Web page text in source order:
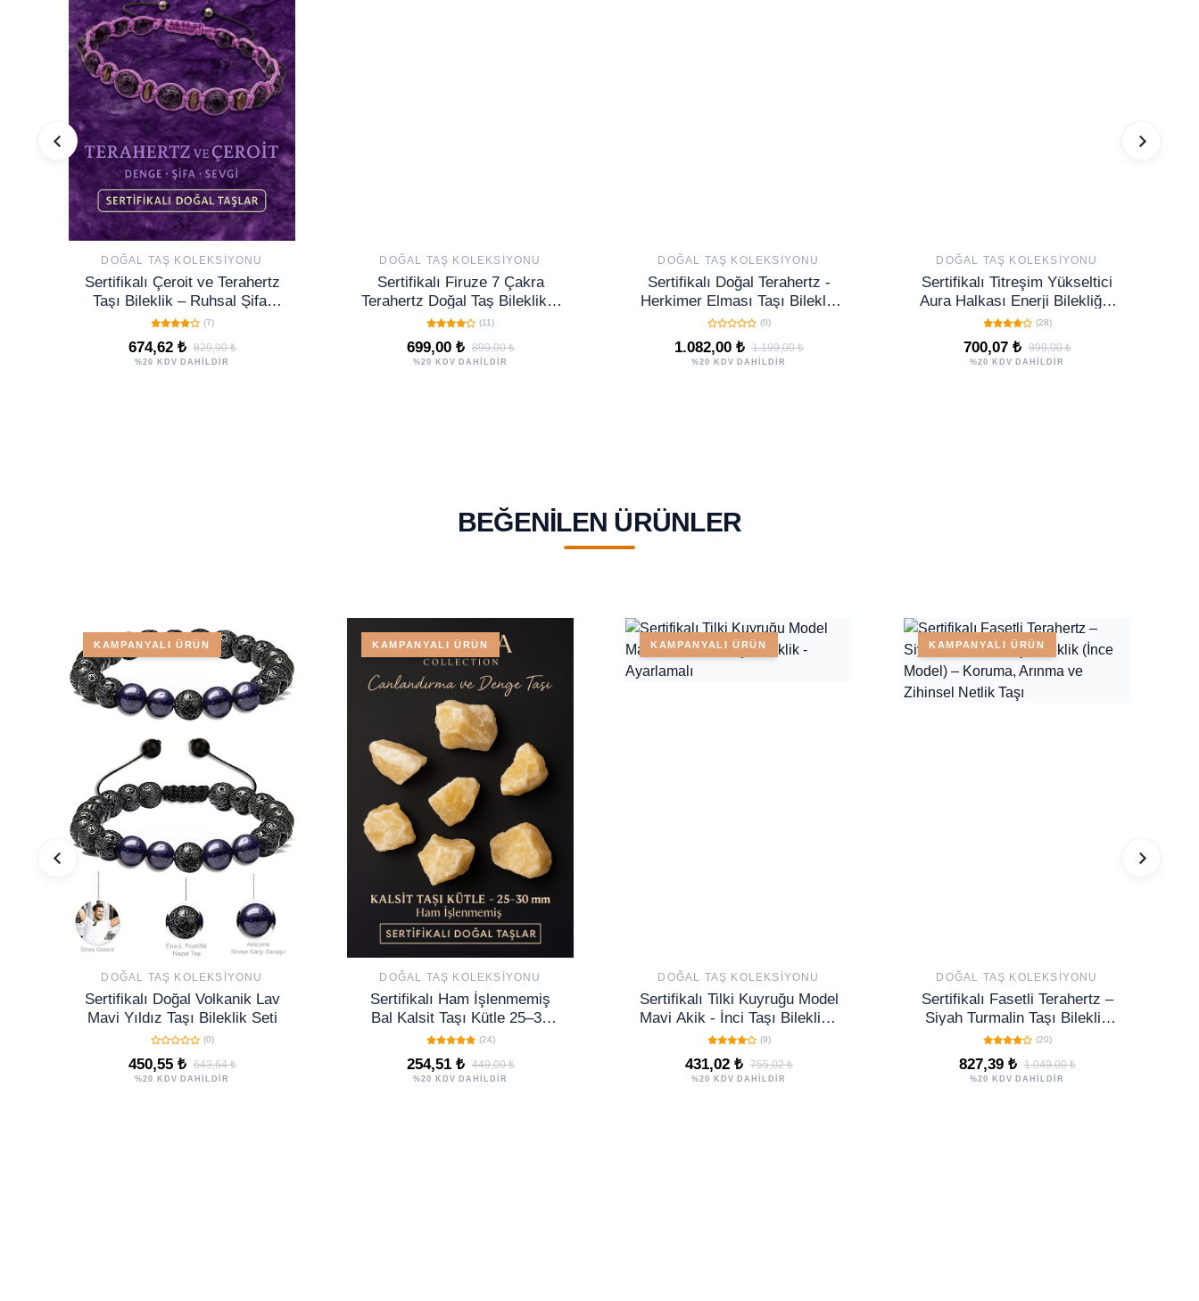
DOĞAL TAŞ KOLEKSIYONU
Sertifikalı Çeroit ve Terahertz
Taşı Bileklik – Ruhsal Şifa,
Denge ve Sevgiyi Bileğinde
Hisset
(7)
674,62 ₺ 829,90 ₺
%20 KDV DAHİLDİR
DOĞAL TAŞ KOLEKSIYONU
Sertifikalı Firuze 7 Çakra
Terahertz Doğal Taş Bileklik 6
MM Ayarlanabilir Model
(11)
699,00 ₺ 899,00 ₺
%20 KDV DAHİLDİR
DOĞAL TAŞ KOLEKSIYONU
Sertifikalı Doğal Terahertz -
Herkimer Elması Taşı Bileklik
4x4 mm - Arınma ve Işık Taşı
(0)
1.082,00 ₺ 1.199,00 ₺
%20 KDV DAHİLDİR
DOĞAL TAŞ KOLEKSIYONU
Sertifikalı Titreşim Yükseltici
Aura Halkası Enerji Bilekliği -
Kırmızı Kuvars Kristali
Terahertz
(28)
700,07 ₺ 999,00 ₺
%20 KDV DAHİLDİR
BEĞENILEN ÜRÜNLER
KAMPANYALI ÜRÜN
DOĞAL TAŞ KOLEKSIYONU
Sertifikalı Doğal Volkanik Lav
Mavi Yıldız Taşı Bileklik Seti
(0)
450,55 ₺ 643,64 ₺
%20 KDV DAHİLDİR
KAMPANYALI ÜRÜN
DOĞAL TAŞ KOLEKSIYONU
Sertifikalı Ham İşlenmemiş
Bal Kalsit Taşı Kütle 25–30
mm Doğal – Canlandırma ve
Denge Taşı
(24)
254,51 ₺ 449,00 ₺
%20 KDV DAHİLDİR
KAMPANYALI ÜRÜN
DOĞAL TAŞ KOLEKSIYONU
Sertifikalı Tilki Kuyruğu Model
Mavi Akik - İnci Taşı Bileklik -
Ayarlamalı
(9)
431,02 ₺ 755,02 ₺
%20 KDV DAHİLDİR
KAMPANYALI ÜRÜN
DOĞAL TAŞ KOLEKSIYONU
Sertifikalı Fasetli Terahertz –
Siyah Turmalin Taşı Bileklik
(İnce Model) – Koruma,
Arınma ve Zihinsel Netlik Taşı
(20)
827,39 ₺ 1.049,00 ₺
%20 KDV DAHİLDİR